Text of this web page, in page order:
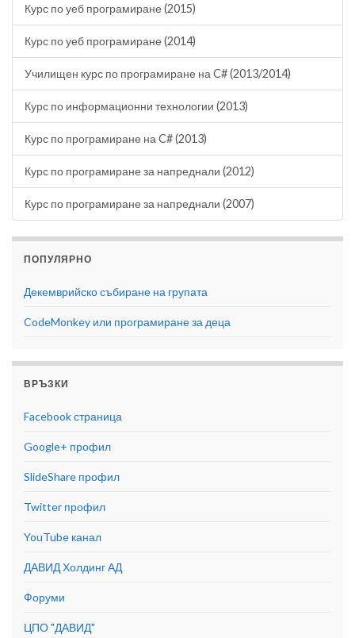
Курс по уеб програмиране (2015)
Курс по уеб програмиране (2014)
Училищен курс по програмиране на C# (2013/2014)
Курс по информационни технологии (2013)
Курс по програмиране на C# (2013)
Курс по програмиране за напреднали (2012)
Курс по програмиране за напреднали (2007)
ПОПУЛЯРНО
Декемврийско събиране на групата
CodeMonkey или програмиране за деца
ВРЪЗКИ
Facebook страница
Google+ профил
SlideShare профил
Twitter профил
YouTube канал
ДАВИД Холдинг АД
Форуми
ЦПО "ДАВИД"